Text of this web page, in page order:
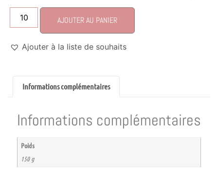
AJOUTER AU PANIER
Ajouter à la liste de souhaits
Informations complémentaires
Informations complémentaires
Poids
150 g